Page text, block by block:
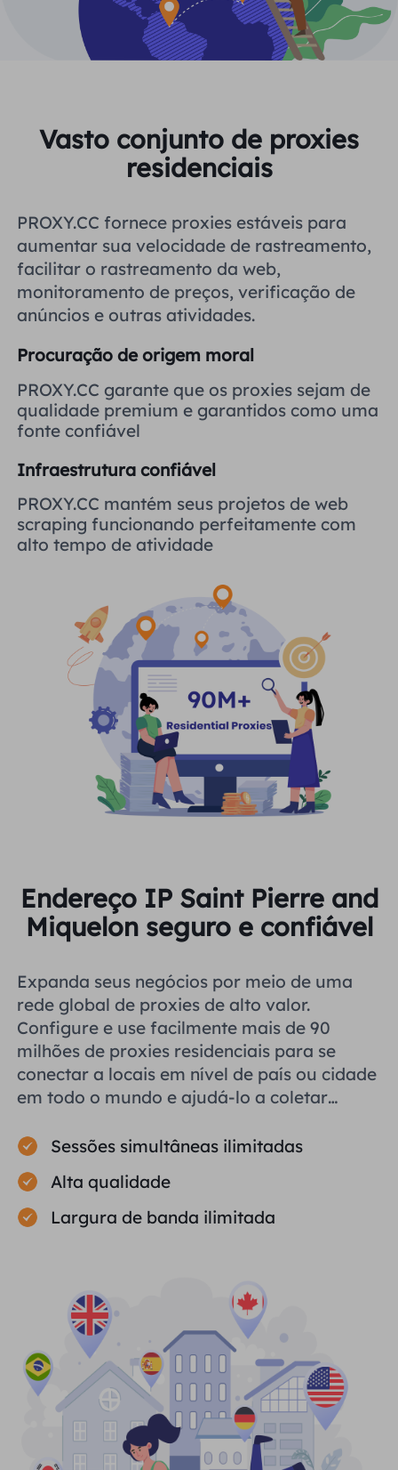
Raspagem e rastreamento da Web
Ver tudo
Lista de proxy grátis
Estados Unidos
Brasil
Rússia
Mais integrações
Guia do usuário
Việt Nam
Indonesia
हिंदी
Português
Vasto conjunto de proxies
residenciais
PROXY.CC fornece proxies estáveis ​​para
aumentar sua velocidade de rastreamento,
facilitar o rastreamento da web,
monitoramento de preços, verificação de
anúncios e outras atividades.
Procuração de origem moral
PROXY.CC garante que os proxies sejam de
qualidade premium e garantidos como uma
fonte confiável
Infraestrutura confiável
PROXY.CC mantém seus projetos de web
scraping funcionando perfeitamente com
alto tempo de atividade
Endereço IP Saint Pierre and
Miquelon seguro e confiável
Expanda seus negócios por meio de uma
rede global de proxies de alto valor.
Configure e use facilmente mais de 90
milhões de proxies residenciais para se
conectar a locais em nível de país ou cidade
em todo o mundo e ajudá-lo a coletar
Sessões simultâneas ilimitadas
Alta qualidade
Largura de banda ilimitada